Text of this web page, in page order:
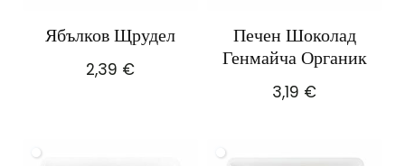
Ябълков Щрудел
2,39 €
Печен Шоколад
Генмайча Органик
3,19 €